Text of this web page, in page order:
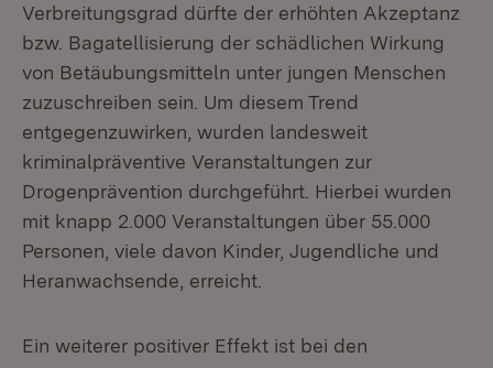
Verbreitungsgrad dürfte der erhöhten Akzeptanz
bzw. Bagatellisierung der schädlichen Wirkung
von Betäubungsmitteln unter jungen Menschen
zuzuschreiben sein. Um diesem Trend
entgegenzuwirken, wurden landesweit
kriminalpräventive Veranstaltungen zur
Drogenprävention durchgeführt. Hierbei wurden
mit knapp 2.000 Veranstaltungen über 55.000
Personen, viele davon Kinder, Jugendliche und
Heranwachsende, erreicht.
Ein weiterer positiver Effekt ist bei den